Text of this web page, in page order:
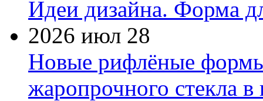
Идеи дизайна. Форма
2026 июл 28
Новые рифлёные формы
жаропрочного стекла